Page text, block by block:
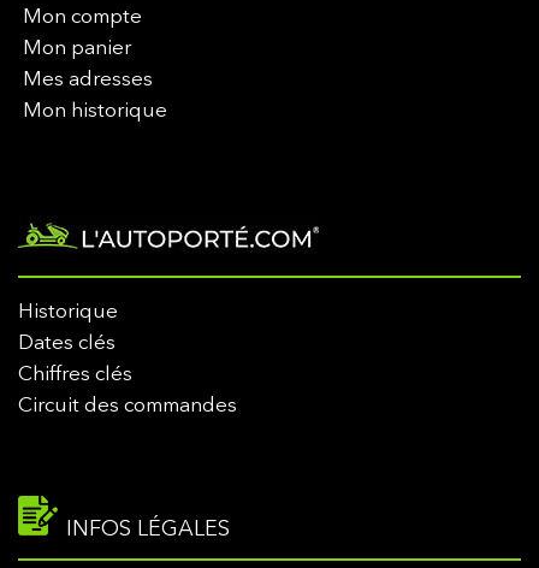
Mon compte
Mon panier
Mes adresses
Mon historique
Historique
Dates clés
Chiffres clés
Circuit des commandes
INFOS LÉGALES